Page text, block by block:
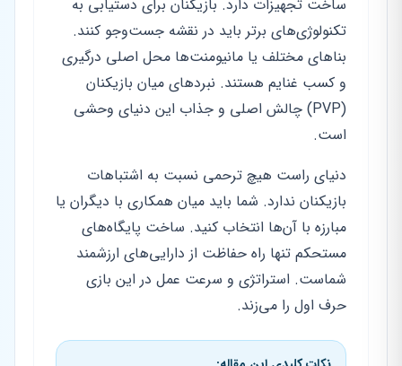
ساخت تجهیزات دارد. بازیکنان برای دستیابی به
تکنولوژی‌های برتر باید در نقشه جست‌وجو کنند.
بناهای مختلف یا مانیومنت‌ها محل اصلی درگیری
و کسب غنایم هستند. نبردهای میان بازیکنان
(PVP) چالش اصلی و جذاب این دنیای وحشی
است.
دنیای راست هیچ ترحمی نسبت به اشتباهات
بازیکنان ندارد. شما باید میان همکاری با دیگران یا
مبارزه با آن‌ها انتخاب کنید. ساخت پایگاه‌های
مستحکم تنها راه حفاظت از دارایی‌های ارزشمند
شماست. استراتژی و سرعت عمل در این بازی
حرف اول را می‌زند.